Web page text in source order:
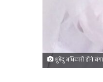
शुभेंदु अधिकारी होंगे